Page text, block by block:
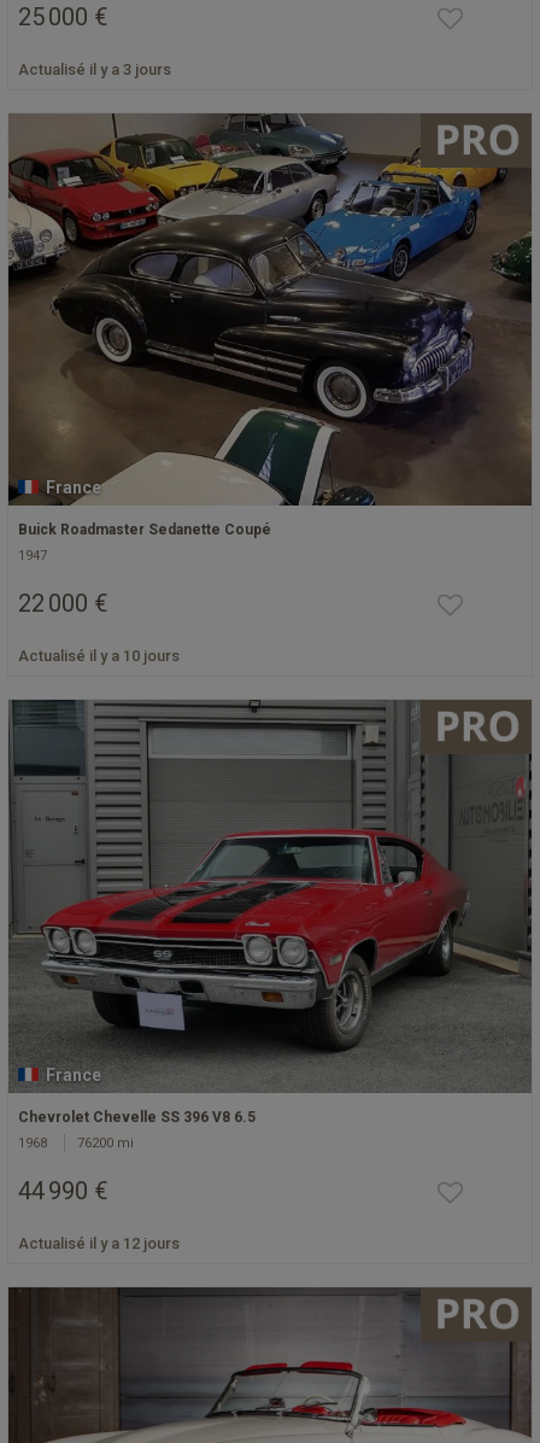
25 000 €
Actualisé il y a 3 jours
France
Buick Roadmaster Sedanette Coupé
1947
22 000 €
Actualisé il y a 10 jours
France
Chevrolet Chevelle SS 396 V8 6.5
1968 76200 mi
44 990 €
Actualisé il y a 12 jours